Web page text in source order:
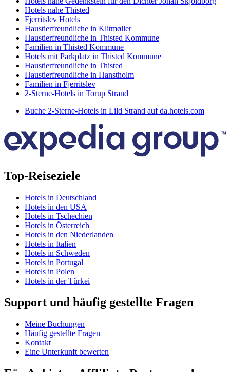
Hotels nahe Thisted
Fjerritslev Hotels
Haustierfreundliche in Klitmøller
Haustierfreundliche in Thisted Kommune
Familien in Thisted Kommune
Hotels mit Parkplatz in Thisted Kommune
Haustierfreundliche in Thisted
Haustierfreundliche in Hanstholm
Familien in Fjerritslev
2-Sterne-Hotels in Torup Strand
Buche 2-Sterne-Hotels in Lild Strand auf da.hotels.com
Top-Reiseziele
Hotels in Deutschland
Hotels in den USA
Hotels in Tschechien
Hotels in Österreich
Hotels in den Niederlanden
Hotels in Italien
Hotels in Schweden
Hotels in Portugal
Hotels in Polen
Hotels in der Türkei
Support und häufig gestellte Fragen
Meine Buchungen
Häufig gestellte Fragen
Kontakt
Eine Unterkunft bewerten